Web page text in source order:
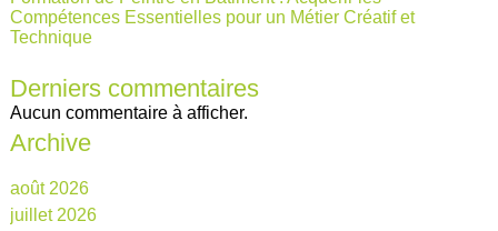
Compétences Essentielles pour un Métier Créatif et
Technique
Derniers commentaires
Aucun commentaire à afficher.
Archive
août 2026
juillet 2026